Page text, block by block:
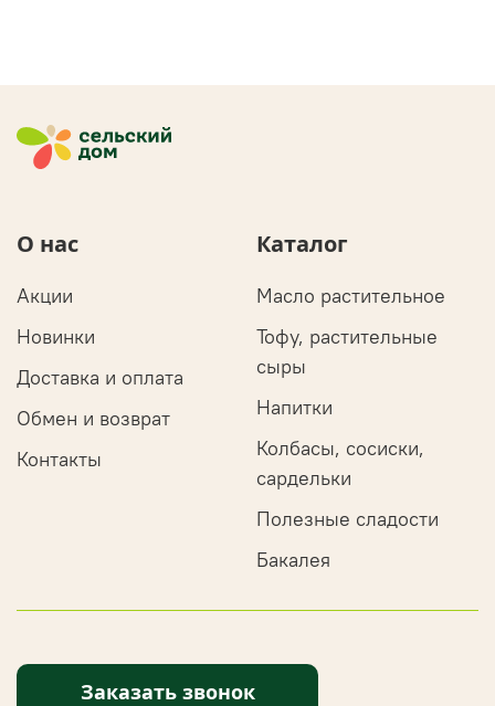
О нас
Акции
Новинки
Доставка и оплата
Обмен и возврат
Контакты
Каталог
Масло растительное
Тофу, растительные
сыры
Напитки
Колбасы, сосиски,
сардельки
Полезные сладости
Бакалея
Заказать звонок